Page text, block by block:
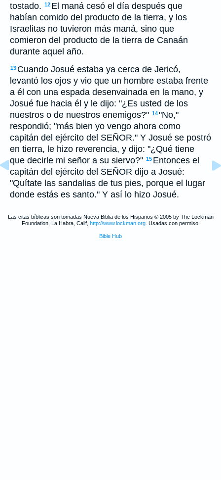
tostado. 12 El maná cesó el día después que
habían comido del producto de la tierra, y los
Israelitas no tuvieron más maná, sino que
comieron del producto de la tierra de Canaán
durante aquel año.
13 Cuando Josué estaba ya cerca de Jericó,
levantó los ojos y vio que un hombre estaba frente
a él con una espada desenvainada en la mano, y
Josué fue hacia él y le dijo: "¿Es usted de los
nuestros o de nuestros enemigos?" 14"No,"
respondió; "más bien yo vengo ahora como
capitán del ejército del SEÑOR." Y Josué se postró
en tierra, le hizo reverencia, y dijo: "¿Qué tiene
que decirle mi señor a su siervo?" 15 Entonces el
capitán del ejército del SEÑOR dijo a Josué:
"Quítate las sandalias de tus pies, porque el lugar
donde estás es santo." Y así lo hizo Josué.
Las citas bíblicas son tomadas Nueva Biblia de los Hispanos © 2005 by The Lockman
Foundation, La Habra, Calif, http://www.lockman.org. Usadas con permiso.
Bible Hub